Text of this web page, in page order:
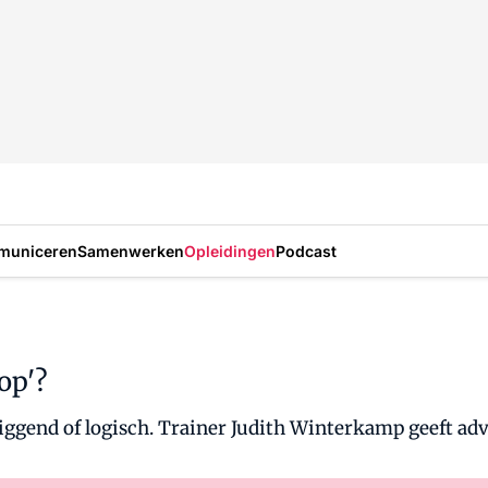
SamenwerkenOpleidingenPodcast
of logisch. Trainer Judith Winterkamp geeft